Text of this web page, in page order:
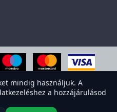
mindig használjuk. A
a hozzájárulásod
élmény javítása érdekében.
a sütiket?